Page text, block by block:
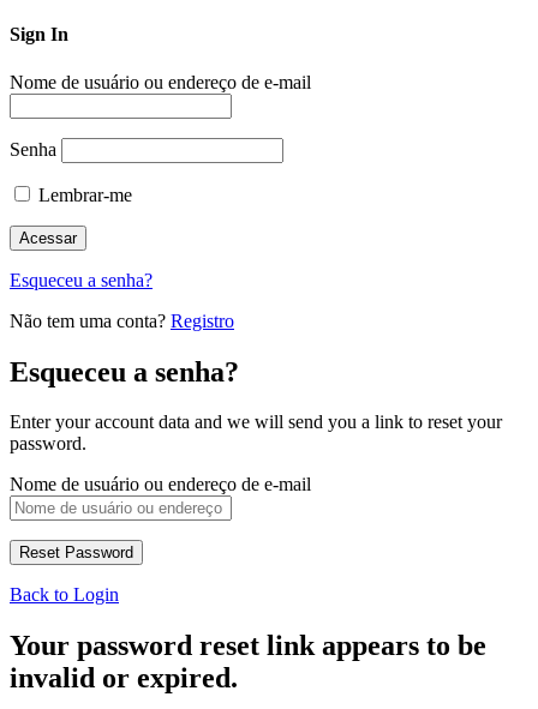
Sign In
Nome de usuário ou endereço de e-mail
Senha
Lembrar-me
Esqueceu a senha?
Não tem uma conta? Registro
Esqueceu a senha?
Enter your account data and we will send you a link to reset your
password.
Nome de usuário ou endereço de e-mail
Back to Login
Your password reset link appears to be
invalid or expired.